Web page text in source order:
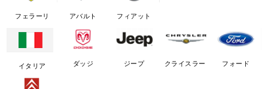
フェラーリ アバルト フィアット
イタリア ダッジ ジープ クライスラー フォード